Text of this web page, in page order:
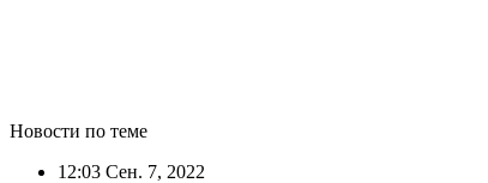
Новости по теме
12:03 Сен. 7, 2022